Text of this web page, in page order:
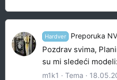
Hardver Preporuka
Pozdrav svima,
su mi sledeći
m1k1 Tema